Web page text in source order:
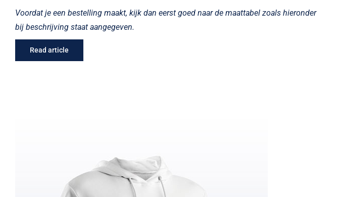
Voordat je een bestelling maakt, kijk dan eerst goed naar de maattabel zoals hieronder
bij beschrijving staat aangegeven.
Read article